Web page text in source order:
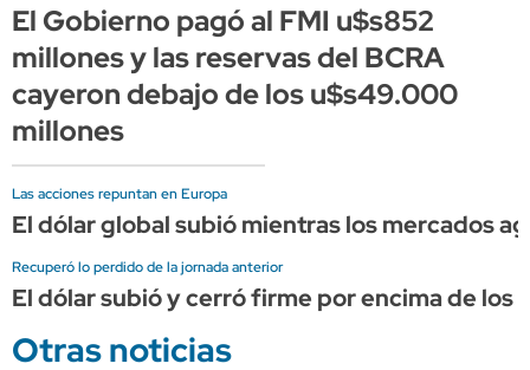
El Gobierno pagó al FMI u$s852
millones y las reservas del BCRA
cayeron debajo de los u$s49.000
millones
Las acciones repuntan en Europa
El dólar global subió mientras los mercados
Recuperó lo perdido de la jornada anterior
El dólar subió y cerró firme por encima de los
Otras noticias